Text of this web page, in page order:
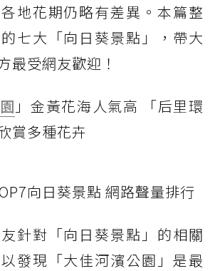
地花期仍略有差異。本篇整
七大「向日葵景點」，帶大
最受網友歡迎！
」金黃花海人氣高 「后里環
賞多種花卉
向日葵景點 網路聲量排行
針對「向日葵景點」的相關
發現「大佳河濱公園」是最